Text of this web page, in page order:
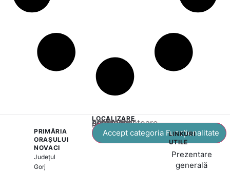
PRIMĂRIA
ORAȘULUI
NOVACI
Județul
Gorj
LOCALIZARE
Acest conținut este blocat până când acceptați categoria corespunzătoare de cookie-uri.
Accept categoria Funcționalitate
LINKURI
UTILE
Prezentare
generală